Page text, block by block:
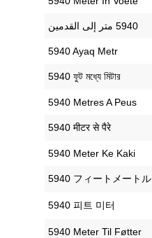
‎5940 Ayaq Metr
‎5940 ফুট মধ্যে মিটার
‎5940 Metres A Peus
‎5940 मीटर से पैरे
‎5940 Meter Ke Kaki
‎5940 フィートメートル
‎5940 피트 미터
‎5940 Meter Til Føtter